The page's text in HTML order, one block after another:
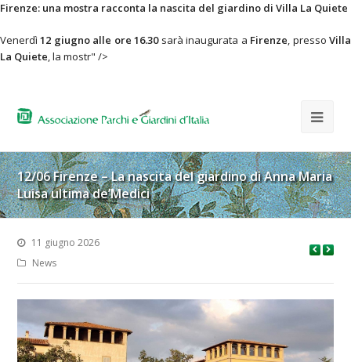
Firenze: una mostra racconta la nascita del giardino di Villa La Quiete
Venerdì12 giugno alle ore 16.30sarà inaugurata a Firenze, pressoVilla
La Quiete, la mostr" />
12/06 Firenze – La nascita del giardino di Anna Maria
Luisa ultima de’Medici
11 giugno 2026
News